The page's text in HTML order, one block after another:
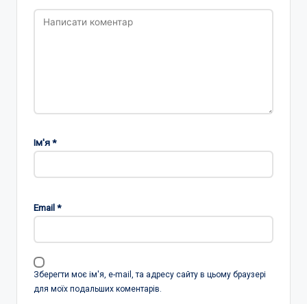
Ім'я*
Email*
Зберегти моє ім'я, e-mail, та адресу сайту в цьому браузері
для моїх подальших коментарів.